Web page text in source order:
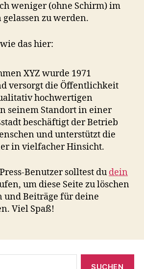
weniger (ohne Schirm) im
gelassen zu werden.
das hier:
XYZ wurde 1971
versorgt die Öffentlichkeit
hochwertigen
seinem Standort in einer
beschäftigt der Betrieb
und unterstützt die
in vielfacher Hinsicht.
Benutzer solltest du dein
um diese Seite zu löschen
und Beiträge für deine
Viel Spaß!